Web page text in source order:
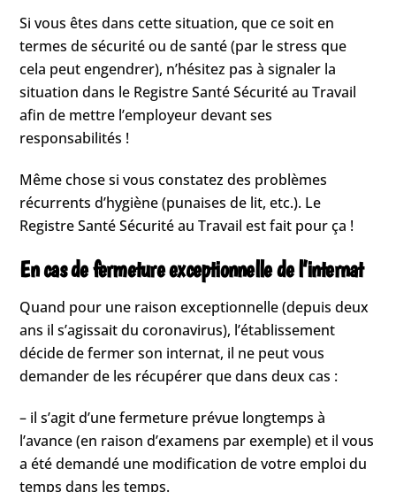
Si vous êtes dans cette situation, que ce soit en
termes de sécurité ou de santé (par le stress que
cela peut engendrer), n’hésitez pas à signaler la
situation dans le Registre Santé Sécurité au Travail
afin de mettre l’employeur devant ses
responsabilités !
Même chose si vous constatez des problèmes
récurrents d’hygiène (punaises de lit, etc.). Le
Registre Santé Sécurité au Travail est fait pour ça !
En cas de fermeture exceptionnelle de l’internat
Quand pour une raison exceptionnelle (depuis deux
ans il s’agissait du coronavirus), l’établissement
décide de fermer son internat, il ne peut vous
demander de les récupérer que dans deux cas :
– il s’agit d’une fermeture prévue longtemps à
l’avance (en raison d’examens par exemple) et il vous
a été demandé une modification de votre emploi du
temps dans les temps.